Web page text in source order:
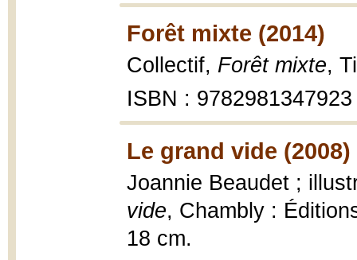
Forêt mixte (2014)
Collectif, Forêt mixte,
ISBN : 9782981347923
Le grand vide (2008)
Joannie Beaudet ;
vide, Chambly :
18 cm.